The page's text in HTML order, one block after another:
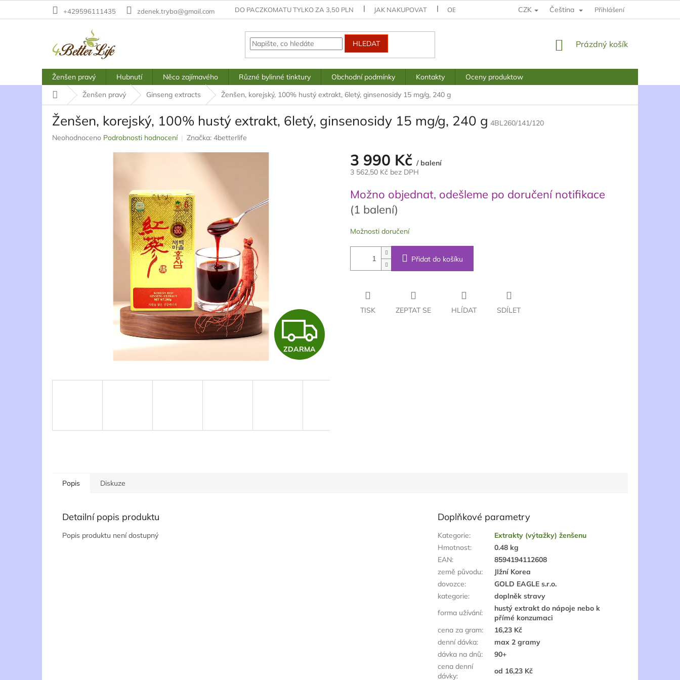
+429596111435 zdenek.tryba@gmail.com DO PACZKOMATU TYLKO ZA 3,50 PLN JAK NAKUPOVAT OBCHODNÍ PODMÍNKY PODMÍNKY OCHRANY OSOBNÍCH ÚDAJŮ
CZK Čeština Přihlášení
HLEDAT
NÁKUPNÍ
Prázdný košík
Ženšen pravý Hubnutí Něco zajímavého Různé bylinné tinktury Obchodní podmínky Kontakty
Oceny produktow
Domů Ženšen pravý Ginseng extracts Ženšen, korejský, 100% hustý extrakt, 6letý, ginsenosidy 15 mg/g, 240 g
Ženšen, korejský, 100% hustý extrakt, 6letý, ginsenosidy 15 mg/g, 240 g 4BL260/141/120
Průměrné
Neohodnoceno Podrobnosti hodnocení Značka: 4betterlife
Z
D
R
ZDARMA
3 990 Kč / balení
3 562,50 Kč bez DPH
cena:
Možno objednat, odešleme po doručení notifikace
(1 balení)
Možnosti doručení
Přidat do košíku
TISK ZEPTAT SE HLÍDAT SDÍLET
Popis Diskuze
Detailní popis produktu
Popis produktu není dostupný
Doplňkové parametry
Kategorie:
Extrakty (výtažky) ženšenu
Hmotnost:
0.48 kg
EAN:
8594194112608
země původu:
JIžní Korea
dovozce:
GOLD EAGLE s.r.o.
kategorie:
doplněk stravy
forma užívání:
hustý extrakt do nápoje nebo k
přímé konzumaci
cena za gram:
16,23 Kč
denní dávka:
max 2 gramy
dávka na dnů:
90+
cena denní
dávky:
od 16,23 Kč